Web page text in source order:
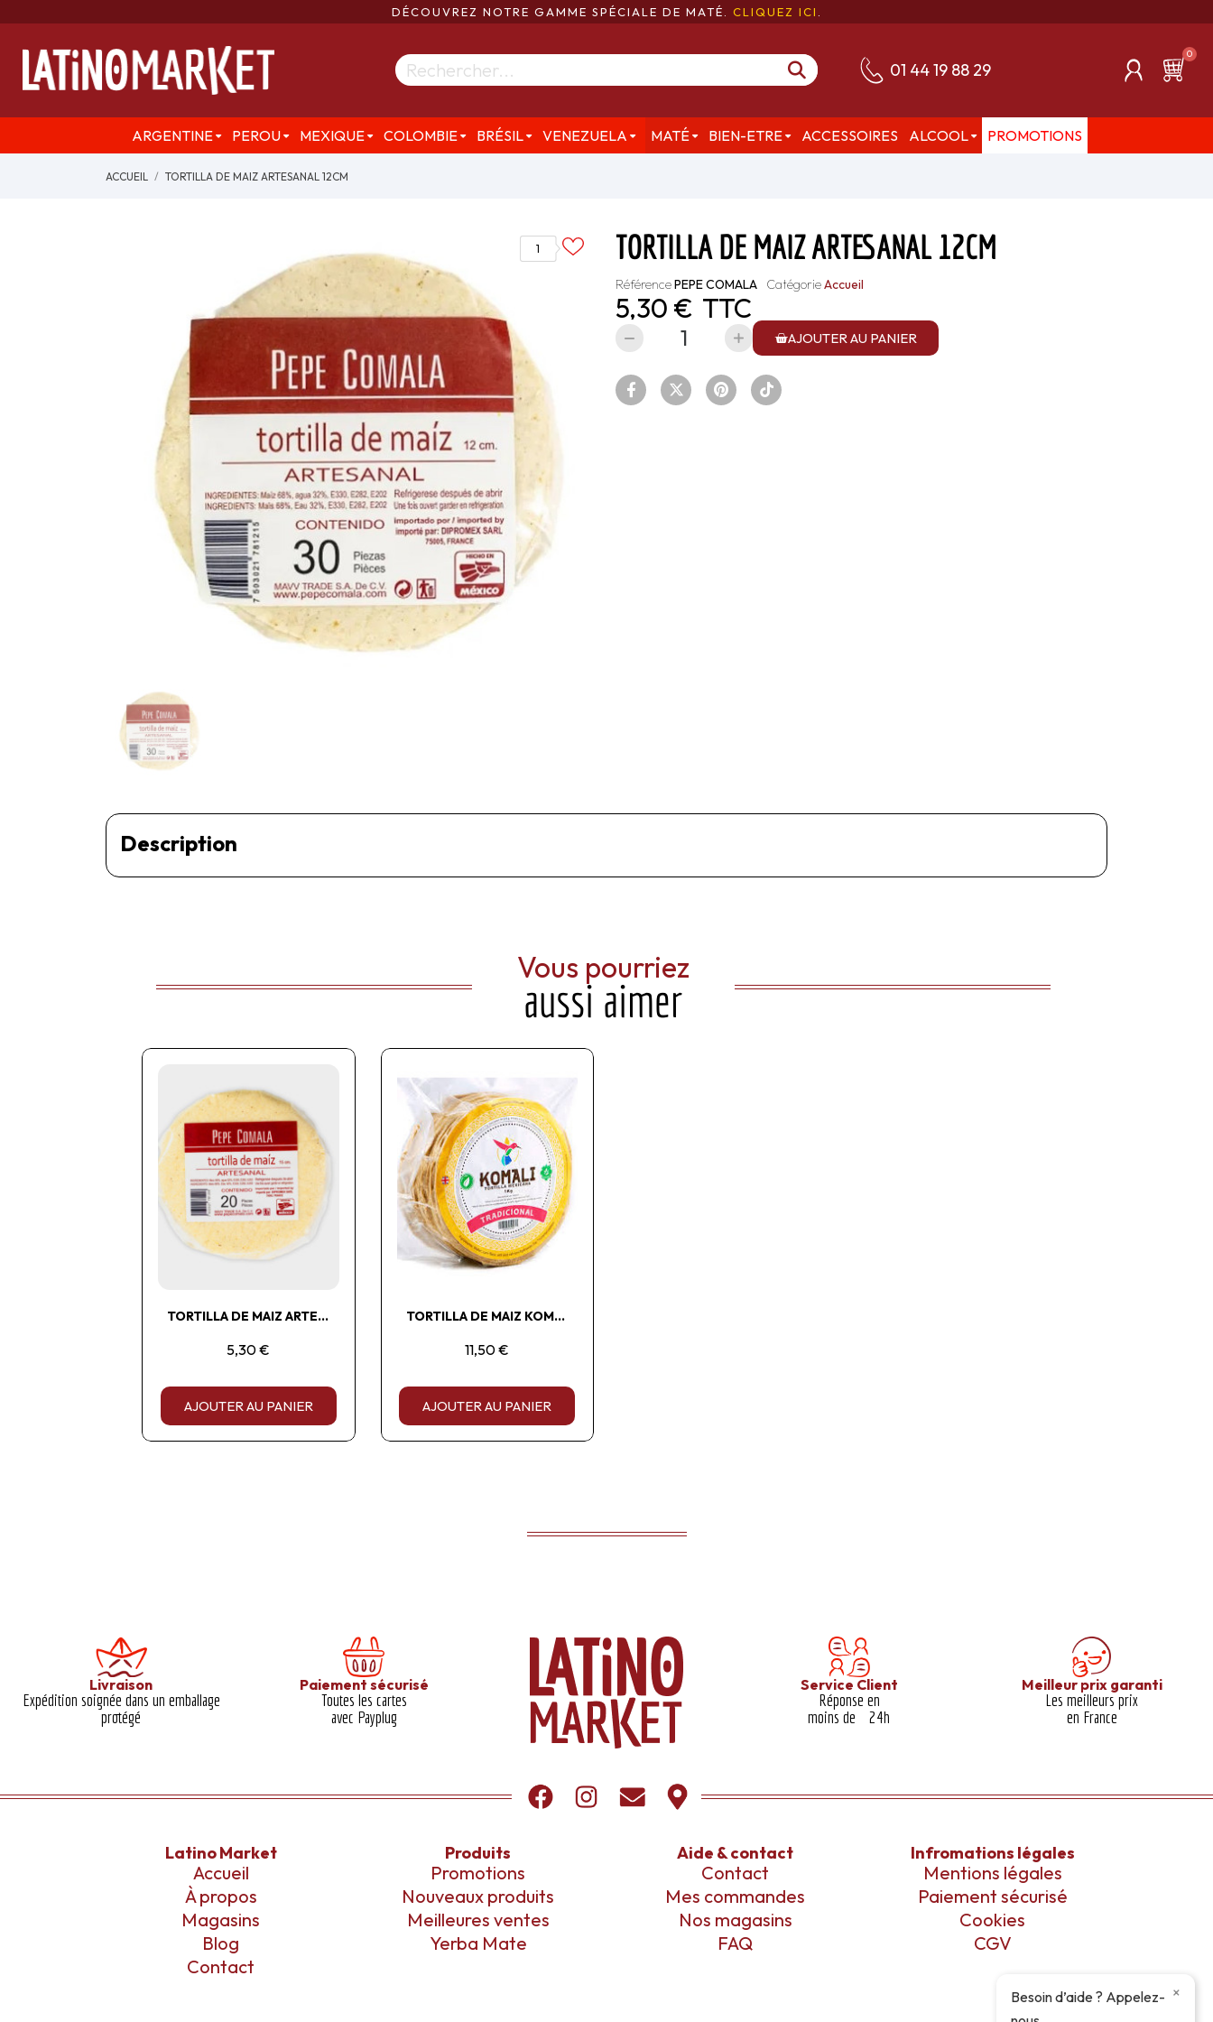
DÉCOUVREZ NOTRE GAMME SPÉCIALE DE MATÉ. CLIQUEZ ICI
01 44 19 88 29
ARGENTINE PEROU MEXIQUE COLOMBIE BRÉSIL VENEZUELA MATÉ BIEN-ETRE ACCESSOIRES ALCOOL PROMOTIONS
ACCUEIL TORTILLA DE MAIZ ARTESANAL 12CM
1 TORTILLA DE MAIZ ARTESANAL 12CM
RéférencePEPE COMALA CatégorieAccueil
5,30 € TTC
AJOUTER AU PANIER
Description
Vous pourriez
aussi aimer
TORTILLA DE MAIZ ARTESANAL 15CM
5,30 €
AJOUTER AU PANIER
TORTILLA DE MAIZ KOMALI 1KG
11,50 €
AJOUTER AU PANIER
Livraison
Expédition soignée dans un emballage
protégé​
Paiement sécurisé
Toutes les cartes
avec Payplug
Service Client
Réponse en
moins de 24h
Meilleur prix garanti​
Les meilleurs prix
en France
Latino Market
Accueil
À propos
Magasins
Blog
Contact
Produits
Promotions
Nouveaux produits
Meilleures ventes
Yerba Mate
Aide & contact
Contact
Mes commandes
Nos magasins
FAQ
Infromations légales
Mentions légales
Paiement sécurisé
Cookies
CGV
Besoin d’aide ? Appelez- ×